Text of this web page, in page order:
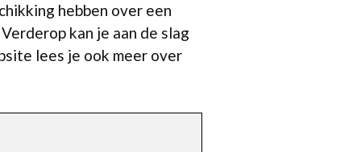
hebben over een
kan je aan de slag
lees je ook meer over